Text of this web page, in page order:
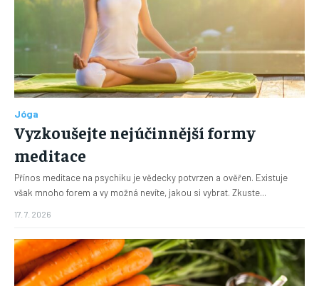
Jóga
Vyzkoušejte nejúčinnější formy
meditace
Přínos meditace na psychiku je vědecky potvrzen a ověřen. Existuje
však mnoho forem a vy možná nevíte, jakou si vybrat. Zkuste...
17. 7. 2026